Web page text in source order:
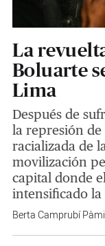
La
Boluarte
Lima
Después de
la represión
racializada de
movilización
capital donde
intensificado
Berta Camprubí